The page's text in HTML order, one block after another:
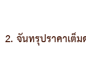
2. จันทรุปราคาเต็